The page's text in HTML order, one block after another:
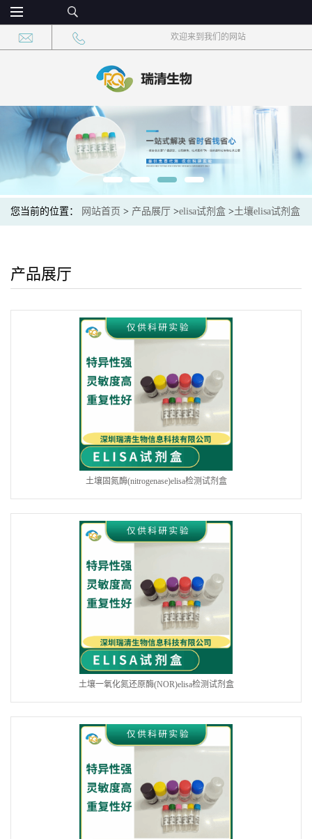
欢迎来到我们的网站
您当前的位置： 网站首页 > 产品展厅 >elisa试剂盒 >土壤elisa试剂盒
产品展厅
土壤固氮酶(nitrogenase)elisa检测试剂盒
土壤一氧化氮还原酶(NOR)elisa检测试剂盒